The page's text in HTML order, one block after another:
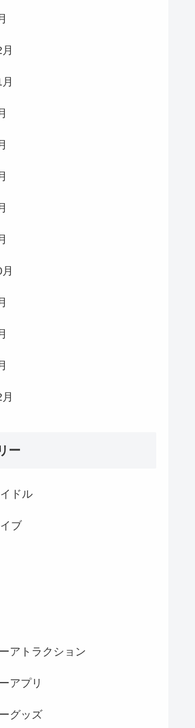
ー
ドル
ブ
アトラクション
アプリ
グッズ